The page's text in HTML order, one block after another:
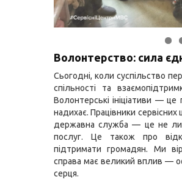
Волонтерство: сила
Сьогодні, коли суспільство
спільності та
Волонтерські ініціативи —
надихає. Працівники
державна служба — це не
послуг. Це також про
підтримати громадян. Ми
справа має великий вплив —
серця.